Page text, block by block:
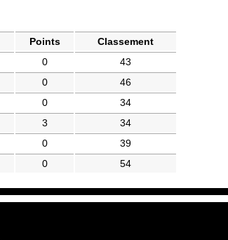
Points
Classement
0
43
0
46
0
34
3
34
0
39
0 54